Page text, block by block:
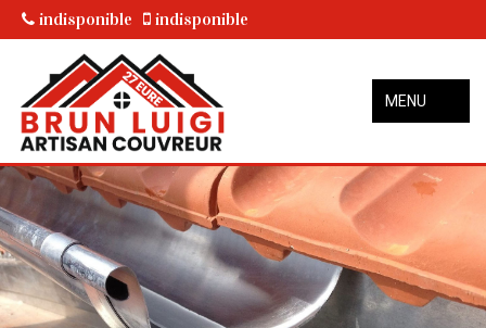
indisponible indisponible
MENU